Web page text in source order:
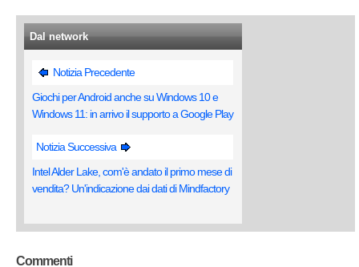
Dal network
Notizia Precedente
Giochi per Android anche su Windows 10 e
Windows 11: in arrivo il supporto a Google Play
Notizia Successiva
Intel Alder Lake, com'è andato il primo mese di
vendita? Un'indicazione dai dati di Mindfactory
Commenti